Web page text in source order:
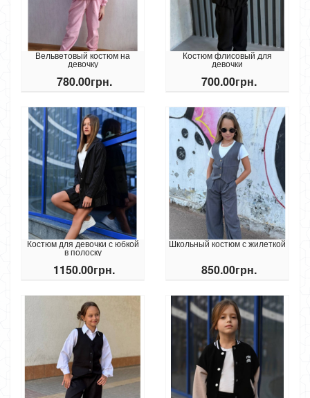
Вельветовый костюм на
девочку
780.00грн.
Костюм флисовый для
девочки
700.00грн.
Костюм для девочки с юбкой
в полоску
1150.00грн.
Школьный костюм с жилеткой
850.00грн.